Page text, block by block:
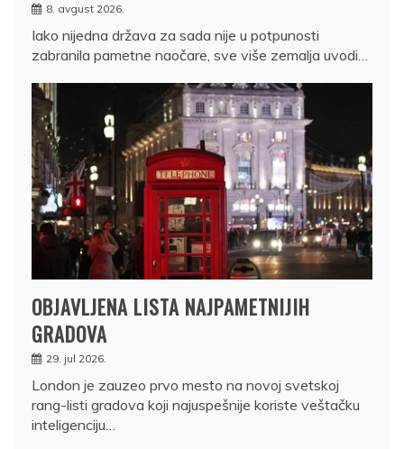
8. avgust 2026.
Iako nijedna država za sada nije u potpunosti
zabranila pametne naočare, sve više zemalja uvodi…
OBJAVLJENA LISTA NAJPAMETNIJIH
GRADOVA
29. jul 2026.
London je zauzeo prvo mesto na novoj svetskoj
rang-listi gradova koji najuspešnije koriste veštačku
inteligenciju…